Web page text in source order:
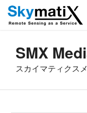
SMX
スカイマティクス